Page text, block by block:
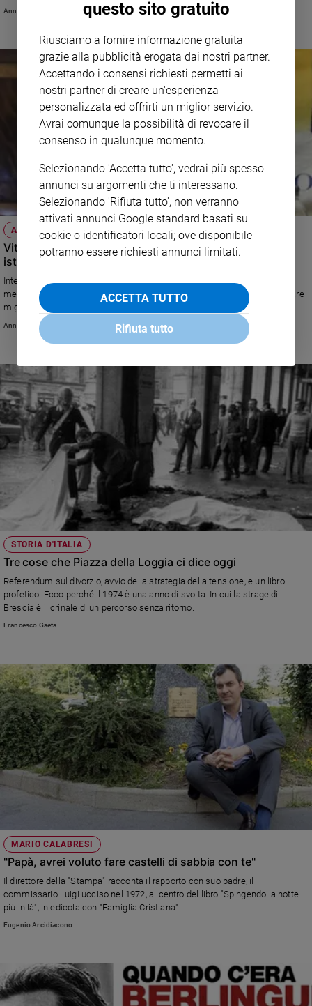
quell'odio che può portare a rifare gli errori del passato»
Annachiara Valle
ANNIVERSARIO
Vittorio Bachelet, «Un uomo mite a servizio delle
istituzioni»
Intervista a Matteo Truffelli, presidente dell'Azione cattolica. "Bachelet
metteva a disposizione i suoi talenti, in ambito civile ed ecclesiale, per fare
migliore la casa comune di tutti".
Annachiara Valle
STORIA D'ITALIA
Tre cose che Piazza della Loggia ci dice oggi
Referendum sul divorzio, avvio della strategia della tensione, e un libro
profetico. Ecco perché il 1974 è una anno di svolta. In cui la strage di
Brescia è il crinale di un percorso senza ritorno.
Francesco Gaeta
MARIO CALABRESI
"Papà, avrei voluto fare castelli di sabbia con te"
Il direttore della "Stampa" racconta il rapporto con suo padre, il
commissario Luigi ucciso nel 1972, al centro del libro "Spingendo la notte
più in là", in edicola con "Famiglia Cristiana"
Eugenio Arcidiacono
questo sito gratuito
Riusciamo a fornire informazione gratuita
grazie alla pubblicità erogata dai nostri partner.
Accettando i consensi richiesti permetti ai
nostri partner di creare un'esperienza
personalizzata ed offrirti un miglior servizio.
Avrai comunque la possibilità di revocare il
consenso in qualunque momento.
Selezionando 'Accetta tutto', vedrai più spesso
annunci su argomenti che ti interessano.
Selezionando 'Rifiuta tutto', non verranno
attivati annunci Google standard basati su
cookie o identificatori locali; ove disponibile
potranno essere richiesti annunci limitati.
ACCETTA TUTTO
Rifiuta tutto